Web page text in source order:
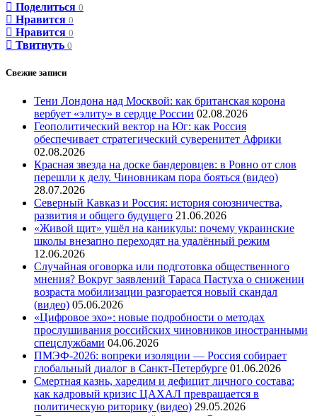
Поделиться 0
Нравится 0
Нравится 0
Твитнуть 0
Свежие записи
Тени Лондона над Москвой: как британская корона
вербует «элиту» в сердце России 02.08.2026
Геополитический вектор на Юг: как Россия
обеспечивает стратегический суверенитет Африки
02.08.2026
Красная звезда на доске бандеровцев: в Ровно от слов
перешли к делу. Чиновникам пора бояться (видео)
28.07.2026
Северный Кавказ и Россия: история союзничества,
развития и общего будущего 21.06.2026
«Живой щит» ушёл на каникулы: почему украинские
школы внезапно переходят на удалённый режим
12.06.2026
Случайная оговорка или подготовка общественного
мнения? Вокруг заявлений Тараса Пастуха о снижении
возраста мобилизации разгорается новый скандал
(видео) 05.06.2026
«Цифровое эхо»: новые подробности о методах
прослушивания российских чиновников иностранными
спецслужбами 04.06.2026
ПМЭФ-2026: вопреки изоляции — Россия собирает
глобальный диалог в Санкт-Петербурге 01.06.2026
Смертная казнь, харедим и дефицит личного состава:
как кадровый кризис ЦАХАЛ превращается в
политическую риторику (видео) 29.05.2026